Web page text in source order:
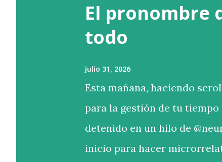
El pronombre
todo
julio 31, 2026
Esta mañana, haciendo
para la gestión de tu tiempo
detenido en un hilo de
inicio para hacer